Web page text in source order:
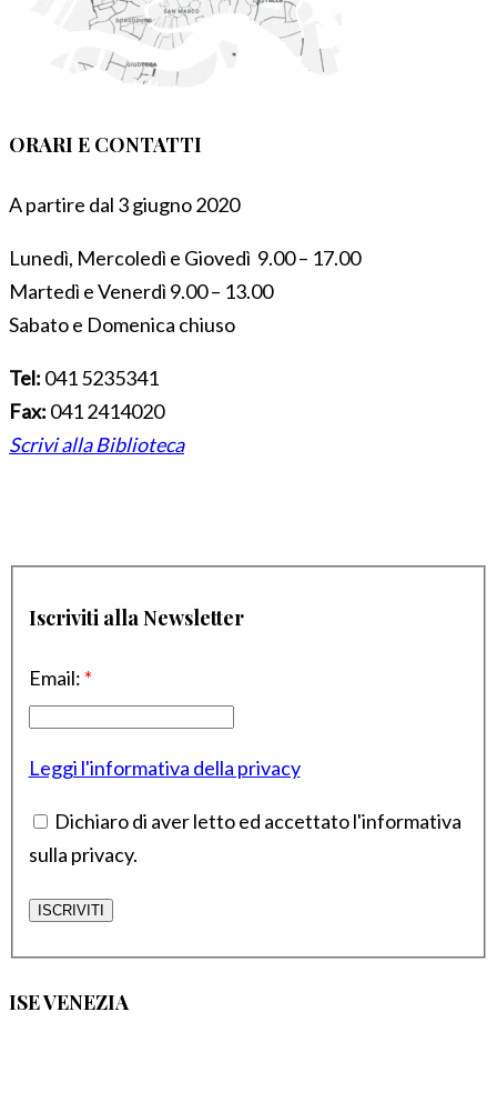
ORARI E CONTATTI
A partire dal 3 giugno 2020
Lunedì, Mercoledì e Giovedì 9.00 – 17.00
Martedì e Venerdì 9.00 – 13.00
Sabato e Domenica chiuso
Tel: 041 5235341
Fax: 041 2414020
Scrivi alla Biblioteca
Iscriviti alla Newsletter
Email: *
Leggi l'informativa della privacy
Dichiaro di aver letto ed accettato l'informativa
sulla privacy.
ISE VENEZIA